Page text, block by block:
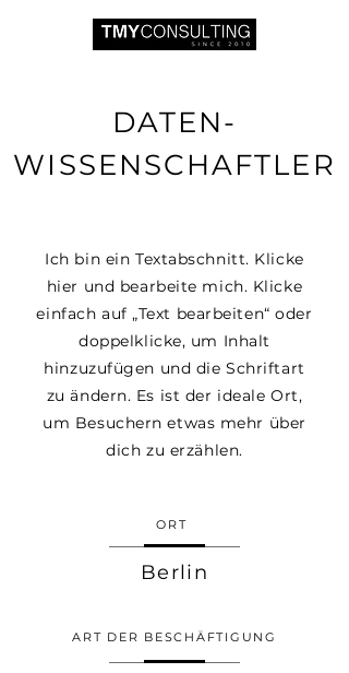
DATEN-
WISSENSCHAFTLER
Ich bin ein Textabschnitt. Klicke
hier und bearbeite mich. Klicke
einfach auf „Text bearbeiten“ oder
doppelklicke, um Inhalt
hinzuzufügen und die Schriftart
zu ändern. Es ist der ideale Ort,
um Besuchern etwas mehr über
dich zu erzählen.
ORT
Berlin
ART DER BESCHÄFTIGUNG